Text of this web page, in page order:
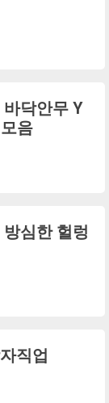
닥안무 Y
음
심한 헐렁
직업